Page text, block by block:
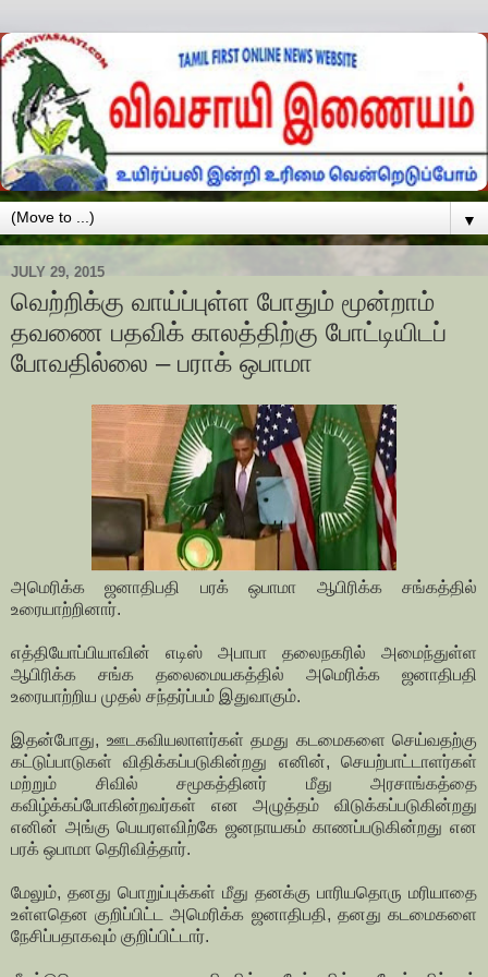
▼
JULY 29, 2015
வெற்றிக்கு வாய்ப்புள்ள போதும் மூன்றாம்
தவணை பதவிக் காலத்திற்கு போட்டியிடப்
போவதில்லை – பராக் ஒபாமா
அமெரிக்க ஜனாதிபதி பரக் ஒபாமா ஆபிரிக்க சங்கத்தில்
உரையாற்றினார்.
எத்தியோப்பியாவின் எடிஸ் அபாபா தலைநகரில் அமைந்துள்ள
ஆபிரிக்க சங்க தலைமையகத்தில் அமெரிக்க ஜனாதிபதி
உரையாற்றிய முதல் சந்தர்ப்பம் இதுவாகும்.
இதன்போது, ஊடகவியலாளர்கள் தமது கடமைகளை செய்வதற்கு
கட்டுப்பாடுகள் விதிக்கப்படுகின்றது எனின், செயற்பாட்டாளர்கள்
மற்றும் சிவில் சமூகத்தினர் மீது அரசாங்கத்தை
கவிழ்க்கப்போகின்றவர்கள் என அழுத்தம் விடுக்கப்படுகின்றது
எனின் அங்கு பெயரளவிற்கே ஜனநாயகம் காணப்படுகின்றது என
பரக் ஒபாமா தெரிவித்தார்.
மேலும், தனது பொறுப்புக்கள் மீது தனக்கு பாரியதொரு மரியாதை
உள்ளதென குறிப்பிட்ட அமெரிக்க ஜனாதிபதி, தனது கடமைகளை
நேசிப்பதாகவும் குறிப்பிட்டார்.